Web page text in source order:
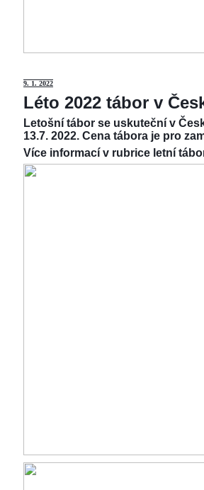
9. 1. 2022
Léto 2022 tábor v
Letošní tábor se uskuteční v
13.7. 2022. Cena tábora je pro
Více informací v rubrice letní